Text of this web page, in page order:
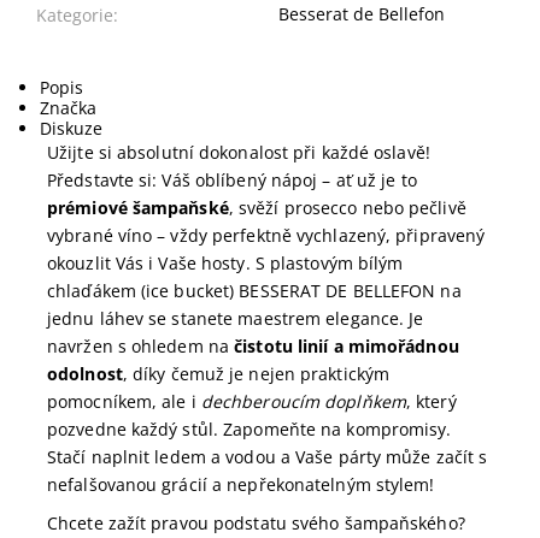
Kategorie: Besserat de Bellefon
Popis
Značka
Diskuze
Užijte si absolutní dokonalost při každé oslavě!
Představte si: Váš oblíbený nápoj – ať už je to
prémiové šampaňské, svěží prosecco nebo pečlivě
vybrané víno – vždy perfektně vychlazený, připravený
okouzlit Vás i Vaše hosty. S plastovým bílým
chlaďákem (ice bucket) BESSERAT DE BELLEFON na
jednu láhev se stanete maestrem elegance. Je
navržen s ohledem načistotu linií a mimořádnou
odolnost, díky čemuž je nejen praktickým
pomocníkem, ale i dechberoucím doplňkem, který
pozvedne každý stůl. Zapomeňte na kompromisy.
Stačí naplnit ledem a vodou a Vaše párty může začít s
nefalšovanou grácií a nepřekonatelným stylem!
Chcete zažít pravou podstatu svého šampaňského?